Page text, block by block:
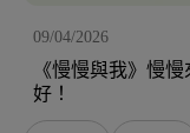
09/04/2026
《慢慢與我》慢
好！